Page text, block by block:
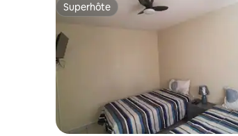
Superhôte
Superhôte